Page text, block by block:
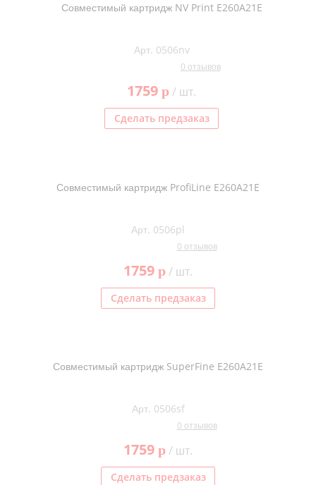
Совместимый картридж NV Print E260A21E
Арт. 0506nv
0 отзывов
1759 p/ шт.
Сделать предзаказ
Совместимый картридж ProfiLine E260A21E
Арт. 0506pl
0 отзывов
1759 p/ шт.
Сделать предзаказ
Совместимый картридж SuperFine E260A21E
Арт. 0506sf
0 отзывов
1759 p/ шт.
Сделать предзаказ